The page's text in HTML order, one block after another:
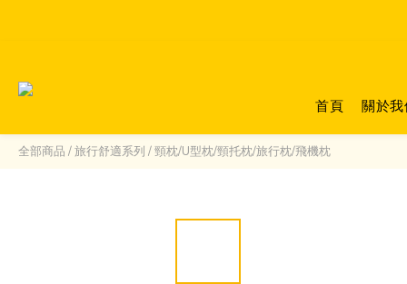
首頁 關於
全部商品 /旅行舒適系列 /頸枕/U型枕/頸托枕/旅行枕/飛機枕